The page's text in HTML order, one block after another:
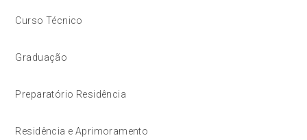
Curso Técnico
Graduação
Preparatório Residência
Residência e Aprimoramento